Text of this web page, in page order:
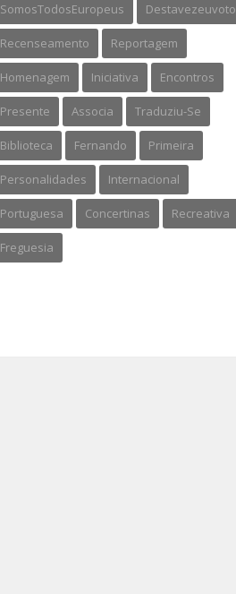
SomosTodosEuropeus Destavezeuvoto
Recenseamento Reportagem
Homenagem Iniciativa Encontros
Presente Associa Traduziu-Se
Biblioteca Fernando Primeira
Personalidades Internacional
Portuguesa Concertinas Recreativa
Freguesia